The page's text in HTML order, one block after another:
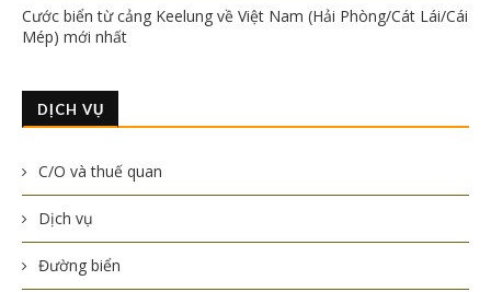
Cước biển từ cảng Keelung về Việt Nam (Hải Phòng/Cát Lái/Cái
Mép) mới nhất
DỊCH VỤ
C/O và thuế quan
Dịch vụ
Đường biển